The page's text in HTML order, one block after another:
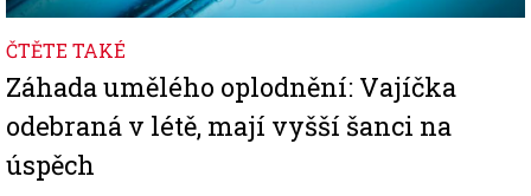
ČTĚTE TAKÉ
Záhada umělého oplodnění: Vajíčka
odebraná v létě, mají vyšší šanci na
úspěch